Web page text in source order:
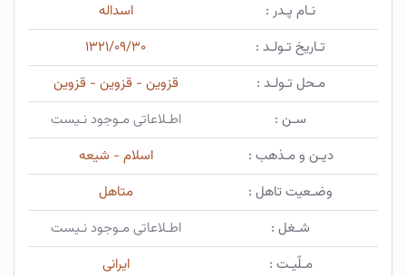
نـام پـدر :
اسداله
تـاریخ تـولـد :
۱۳۲۱/۰۹/۳۰
مـحل تـولـد :
قزوین - قزوین - قزوین
سـن :
اطـلاعاتی مـوجود نـیست
دیـن و مـذهب :
اسلام - شیعه
وضـعیت تاهل :
متاهل
شـغل :
اطـلاعاتی مـوجود نـیست
مـلّیـت :
ایرانی